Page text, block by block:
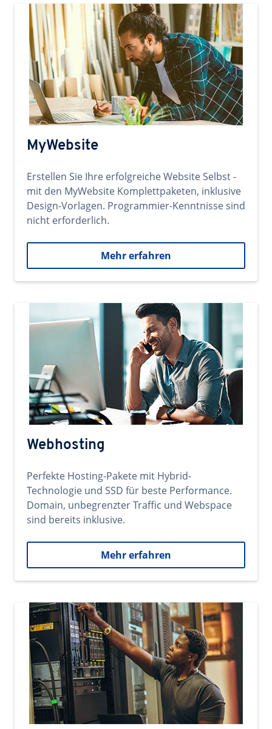
MyWebsite
Erstellen Sie Ihre erfolgreiche Website Selbst -
mit den MyWebsite Komplettpaketen, inklusive
Design-Vorlagen. Programmier-Kenntnisse sind
nicht erforderlich.
Mehr erfahren
Webhosting
Perfekte Hosting-Pakete mit Hybrid-
Technologie und SSD für beste Performance.
Domain, unbegrenzter Traffic und Webspace
sind bereits inklusive.
Mehr erfahren